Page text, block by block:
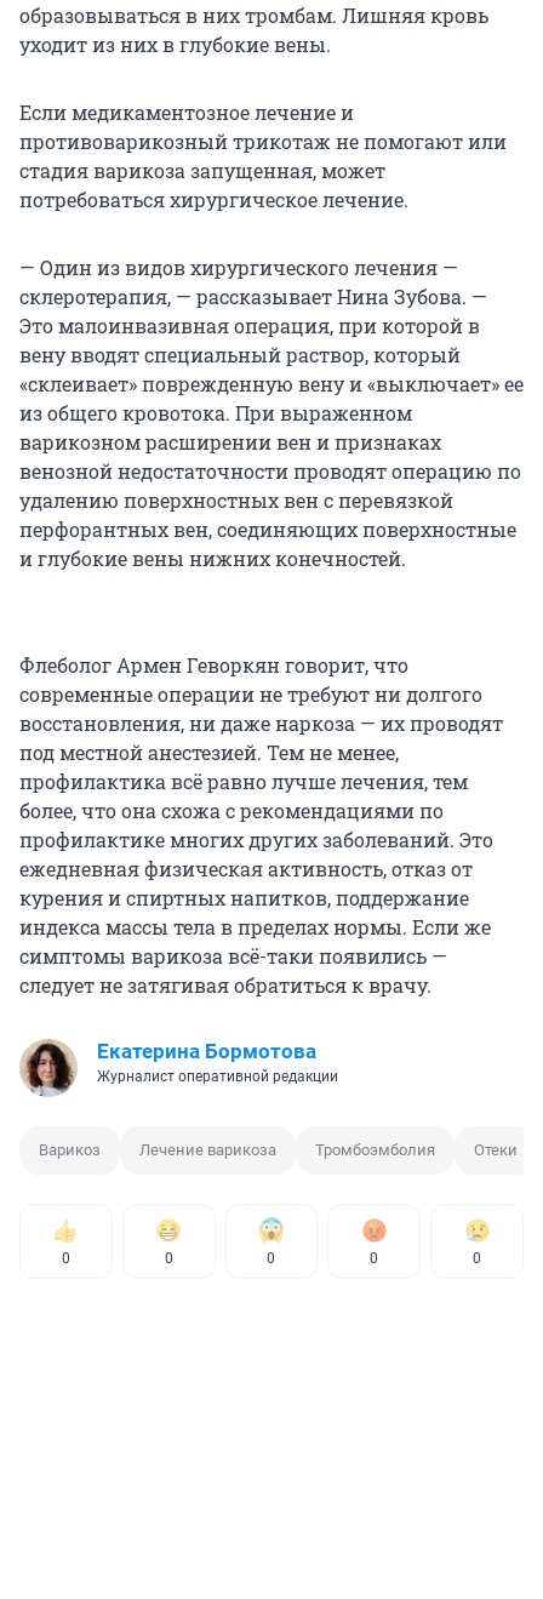
образовываться в них тромбам. Лишняя кровь
уходит из них в глубокие вены.
Если медикаментозное лечение и
противоварикозный трикотаж не помогают или
стадия варикоза запущенная, может
потребоваться хирургическое лечение.
— Один из видов хирургического лечения —
склеротерапия, — рассказывает Нина Зубова. —
Это малоинвазивная операция, при которой в
вену вводят специальный раствор, который
«склеивает» поврежденную вену и «выключает» ее
из общего кровотока. При выраженном
варикозном расширении вен и признаках
венозной недостаточности проводят операцию по
удалению поверхностных вен с перевязкой
перфорантных вен, соединяющих поверхностные
и глубокие вены нижних конечностей.
Флеболог Армен Геворкян говорит, что
современные операции не требуют ни долгого
восстановления, ни даже наркоза — их проводят
под местной анестезией. Тем не менее,
профилактика всё равно лучше лечения, тем
более, что она схожа с рекомендациями по
профилактике многих других заболеваний. Это
ежедневная физическая активность, отказ от
курения и спиртных напитков, поддержание
индекса массы тела в пределах нормы. Если же
симптомы варикоза всё-таки появились —
следует не затягивая обратиться к врачу.
Екатерина Бормотова
Журналист оперативной редакции
Варикоз Лечение варикоза Тромбоэмболия Отеки
0 0 0 0 0